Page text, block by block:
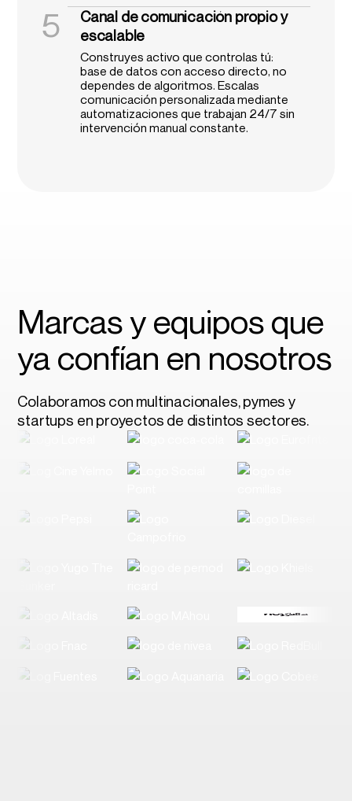
5
Canal de comunicación propio y
escalable
Construyes activo que controlas tú:
base de datos con acceso directo, no
dependes de algoritmos. Escalas
comunicación personalizada mediante
automatizaciones que trabajan 24/7 sin
intervención manual constante.
Marcas y equipos que
ya confían en nosotros
Colaboramos con multinacionales, pymes y
startups en proyectos de distintos sectores.